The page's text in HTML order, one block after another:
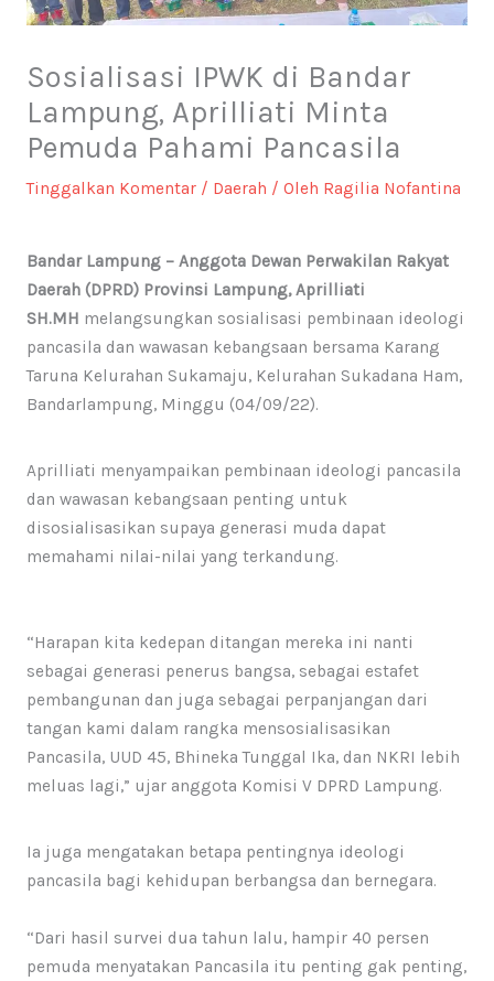
Sosialisasi IPWK di Bandar
Lampung, Aprilliati Minta
Pemuda Pahami Pancasila
Tinggalkan Komentar / Daerah / Oleh Ragilia Nofantina
Bandar Lampung – Anggota Dewan Perwakilan Rakyat
Daerah (DPRD) Provinsi Lampung, Aprilliati
SH.MH melangsungkan sosialisasi pembinaan ideologi
pancasila dan wawasan kebangsaan bersama Karang
Taruna Kelurahan Sukamaju, Kelurahan Sukadana Ham,
Bandarlampung, Minggu (04/09/22).
Aprilliati menyampaikan pembinaan ideologi pancasila
dan wawasan kebangsaan penting untuk
disosialisasikan supaya generasi muda dapat
memahami nilai-nilai yang terkandung.
“Harapan kita kedepan ditangan mereka ini nanti
sebagai generasi penerus bangsa, sebagai estafet
pembangunan dan juga sebagai perpanjangan dari
tangan kami dalam rangka mensosialisasikan
Pancasila, UUD 45, Bhineka Tunggal Ika, dan NKRI lebih
meluas lagi,” ujar anggota Komisi V DPRD Lampung.
Ia juga mengatakan betapa pentingnya ideologi
pancasila bagi kehidupan berbangsa dan bernegara.
“Dari hasil survei dua tahun lalu, hampir 40 persen
pemuda menyatakan Pancasila itu penting gak penting,